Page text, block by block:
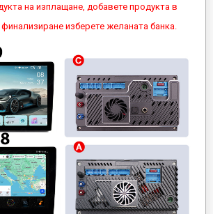
на изплащане, добавете продукта в
изберете желаната банка.